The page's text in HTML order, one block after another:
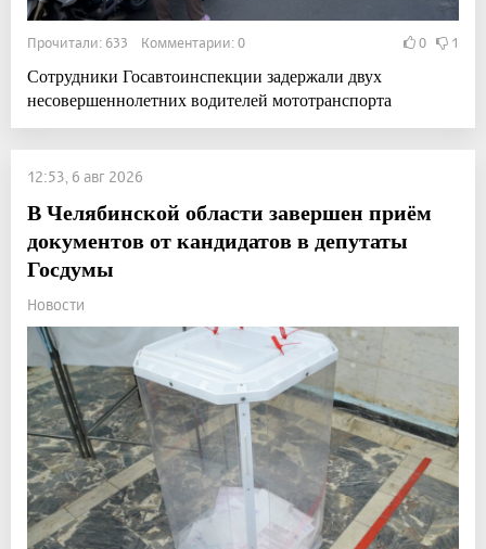
Прочитали: 633 Комментарии: 0 0 1
Сотрудники Госавтоинспекции задержали двух
несовершеннолетних водителей мототранспорта
12:53, 6 авг 2026
В Челябинской области завершен приём
документов от кандидатов в депутаты
Госдумы
Новости